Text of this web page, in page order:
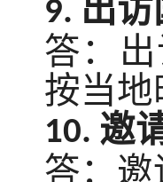
9. 出
答：
按当地
10. 邀
答：